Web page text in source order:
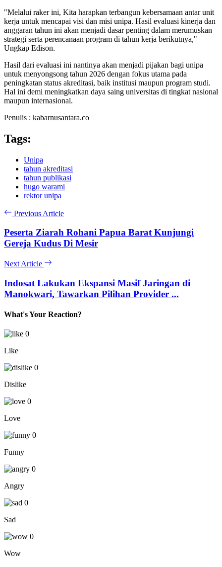
"Melalui raker ini, Kita harapkan terbangun kebersamaan antar unit
kerja untuk mencapai visi dan misi unipa. Hasil evaluasi kinerja dan
anggaran tahun ini akan menjadi dasar penting dalam merumuskan
strategi serta perencanaan program di tahun kerja berikutnya,"
Ungkap Edison.
Hasil dari evaluasi ini nantinya akan menjadi pijakan bagi unipa
untuk menyongsong tahun 2026 dengan fokus utama pada
peningkatan status akreditasi, baik institusi maupun program studi.
Hal ini demi meningkatkan daya saing universitas di tingkat nasional
maupun internasional.
Penulis : kabarnusantara.co
Tags:
Unipa
tahun akreditasi
tahun publikasi
hugo warami
rektor unipa
Previous Article
Peserta Ziarah Rohani Papua Barat Kunjungi
Gereja Kudus Di Mesir
Next Article
Indosat Lakukan Ekspansi Masif Jaringan di
Manokwari, Tawarkan Pilihan Provider ...
What's Your Reaction?
0
Like
0
Dislike
0
Love
0
Funny
0
Angry
0
Sad
0
Wow